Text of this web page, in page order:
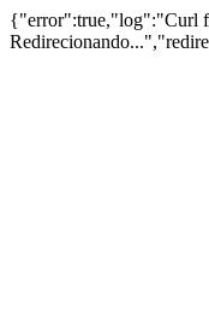
{"error":true,"log":"Curl